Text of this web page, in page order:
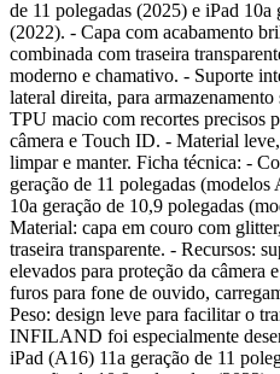
de 11 polegadas (2025) e iPad 10a
(2022). - Capa com acabamento
combinada com traseira
moderno e chamativo. - Suporte
lateral direita, para
TPU macio com recortes precisos
câmera e Touch ID. - Material
limpar e manter. Ficha técnica: -
geração de 11 polegadas
10a geração de 10,9 polegadas
Material: capa em couro com
traseira transparente. - Recursos:
elevados para proteção da câmera
furos para fone de ouvido,
Peso: design leve para facilitar o
INFILAND foi especialmente
iPad (A16) 11a geração de 11